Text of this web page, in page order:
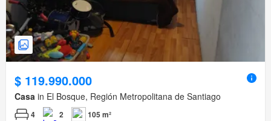
$ 119.990.000
Casa in El Bosque, Región Metropolitana de Santiago
4 2 105 m²